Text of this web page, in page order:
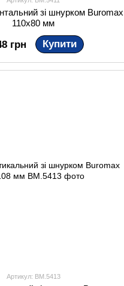
зі шнурком Buromax
110х80 мм
грн Купити
Артикул: BM.5413